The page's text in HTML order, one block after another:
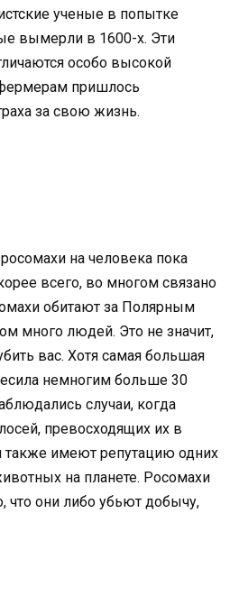
ученые в попытке
вымерли в 1600-х. Эти
особо высокой
пришлось
за свою жизнь.
на человека пока
всего, во многом связано
обитают за Полярным
много людей. Это не значит,
вас. Хотя самая большая
немногим больше 30
случаи, когда
превосходящих их в
также имеют репутацию одних
на планете. Росомахи
что они либо убьют добычу,